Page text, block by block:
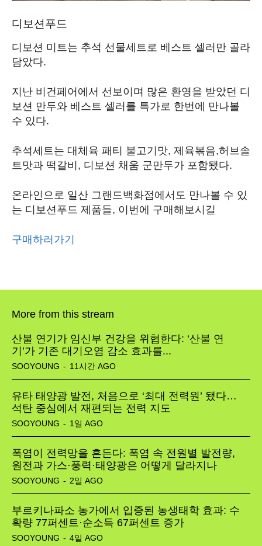
SEARCH...
Climate
Energy
Food
Health
Life
디보션푸드
디보션 미트는 추석 선물세트로 베스트 셀러만 골라
담았다.
지난 비건페어에서 선보이며 많은 환영을 받았던 디
보션 만두와 베스트 셀러를 특가로 한번에 만나볼
수 있다.
추석세트는 대체육 패티 불고기맛, 제육볶음,허브솔
트맛과 떡갈비, 디보션 채움 군만두가 포함됐다.
온라인으로 일산 그랜드백화점에서도 만나볼 수 있
는 디보션푸드 제품들, 이번에 구매해보시길
구매하러가기
More from this stream
산불 연기가 임신부 건강을 위협한다: ‘산불 연
기’가 기존 대기오염 감소 효과를...
SOOYOUNG - 11시간 AGO
유타 태양광 발전, 처음으로 ‘최대 전력원’ 됐다…
석탄 중심에서 재편되는 전력 지도
SOOYOUNG - 1일 AGO
폭염이 전력망을 흔든다: 폭염 속 전원별 발전량,
원전과 가스·풍력·태양광은 어떻게 달라지나
SOOYOUNG - 2일 AGO
부르키나파소 농가에서 입증된 농생태학 효과: 수
확량 77퍼센트·순소득 67퍼센트 증가
SOOYOUNG - 4일 AGO